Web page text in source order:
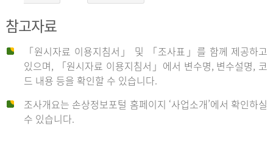
자
신
청
자
는
1.
자
른
참고자료
「원시자료 이용지침서」 및 「조사표」를 함께 제공하고
있으며, 「원시자료 이용지침서」에서 변수명, 변수설명, 코
드 내용 등을 확인할 수 있습니다.
조사개요는 손상정보포털 홈페이지 ‘사업소개’에서 확인하실
수 있습니다.